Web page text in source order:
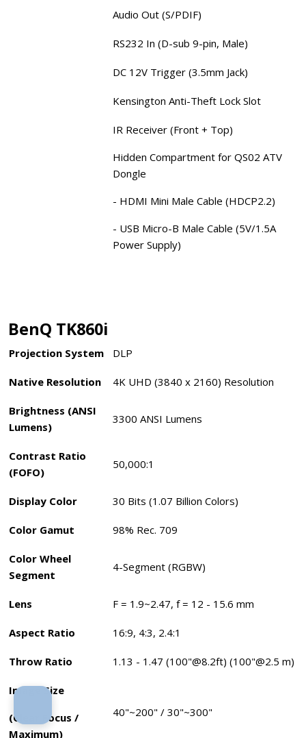
Audio Out (S/PDIF)
RS232 In (D-sub 9-pin, Male)
DC 12V Trigger (3.5mm Jack)
Kensington Anti-Theft Lock Slot
IR Receiver (Front + Top)
Hidden Compartment for QS02 ATV
Dongle
- HDMI Mini Male Cable (HDCP2.2)
- USB Micro-B Male Cable (5V/1.5A
Power Supply)
BenQ TK860i
Projection System DLP ‎
Native Resolution 4K UHD (3840 x 2160) Resolution
Brightness (ANSI
Lumens)
3300 ANSI Lumens
Contrast Ratio
(FOFO)
50,000:1
Display Color 30 Bits (1.07 Billion Colors)
Color Gamut 98% Rec. 709
Color Wheel
Segment
4-Segment (RGBW)‎
Lens F = 1.9~2.47, f = 12 - 15.6 mm
Aspect Ratio 16:9, 4:3, 2.4:1
Throw Ratio 1.13 - 1.47 (100"@8.2ft) (100"@2.5 m)
Image Size
(Clear Focus /
Maximum)
40"~200" / 30"~300"